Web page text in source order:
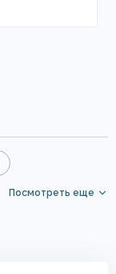
Ковры на кухню
Посмотреть еще